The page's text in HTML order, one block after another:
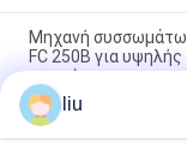
Μηχανή
FC 250B για
αγωγών
Φουτσούαν 800
Twisting Stranding
liu